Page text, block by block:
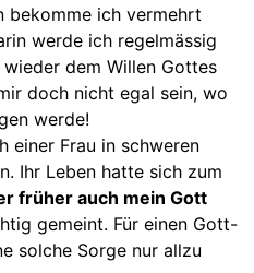
bekomme ich vermehrt
werde ich regelmässig
dem Willen Gottes
doch nicht egal sein, wo
werde!
einer Frau in schweren
Ihr Leben hatte sich zum
früher auch mein Gott
gemeint. Für einen Gott-
solche Sorge nur allzu